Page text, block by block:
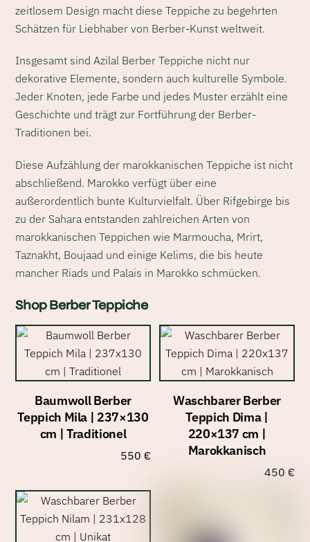
zeitlosem Design macht diese Teppiche zu begehrten
Schätzen für Liebhaber von Berber-Kunst weltweit.
Insgesamt sind Azilal Berber Teppiche nicht nur
dekorative Elemente, sondern auch kulturelle Symbole.
Jeder Knoten, jede Farbe und jedes Muster erzählt eine
Geschichte und trägt zur Fortführung der Berber-
Traditionen bei.
Diese Aufzählung der marokkanischen Teppiche ist nicht
abschließend. Marokko verfügt über eine
außerordentlich bunte Kulturvielfalt. Über Rifgebirge bis
zu der Sahara entstanden zahlreichen Arten von
marokkanischen Teppichen wie Marmoucha, Mrirt,
Taznakht, Boujaad und einige Kelims, die bis heute
mancher Riads und Palais in Marokko schmücken.
Shop Berber Teppiche
Baumwoll Berber
Teppich Mila | 237×130
cm | Traditionel
550 €
Waschbarer Berber
Teppich Dima |
220×137 cm |
Marokkanisch
450 €